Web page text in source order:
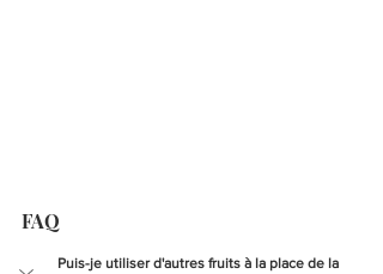
FAQ
Puis-je utiliser d'autres fruits à la place de la